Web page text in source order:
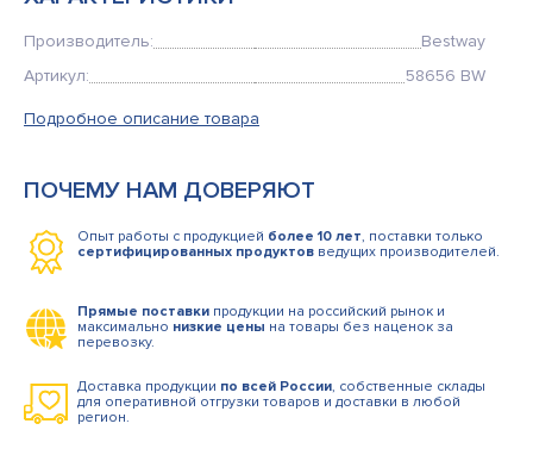
Кемпинговая мебель
Производитель:
Bestway
Артикул:
58656 BW
Подробное описание товара
ПОЧЕМУ НАМ ДОВЕРЯЮТ
Опыт работы с продукцией более 10 лет, поставки только
сертифицированных продуктов ведущих производителей.
Прямые поставки продукции на российский рынок и
максимально низкие цены на товары без наценок за
перевозку.
Доставка продукции по всей России, собственные склады
для оперативной отгрузки товаров и доставки в любой
регион.